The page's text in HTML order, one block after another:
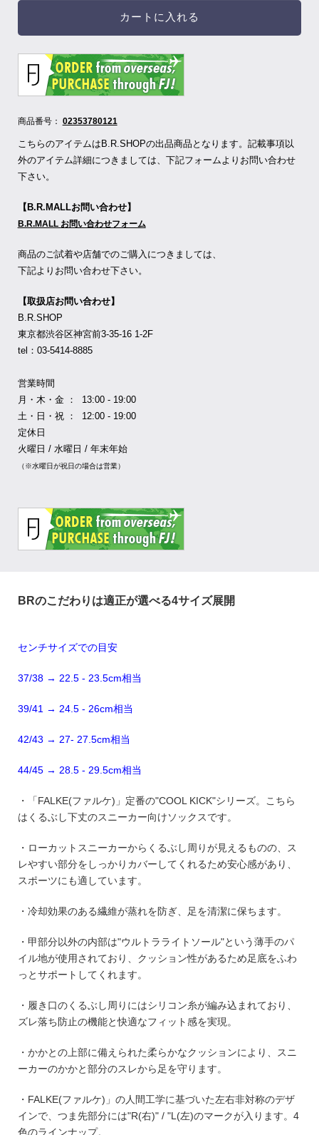
カートに入れる
商品番号： 02353780121
こちらのアイテムはB.R.SHOPの出品商品となります。記載事項以
外のアイテム詳細につきましては、下記フォームよりお問い合わせ
下さい。
【B.R.MALLお問い合わせ】
B.R.MALL お問い合わせフォーム
商品のご試着や店舗でのご購入につきましては、
下記よりお問い合わせ下さい。
【取扱店お問い合わせ】
B.R.SHOP
東京都渋谷区神宮前3-35-16 1-2F
tel：03-5414-8885
営業時間
月・木・金 ： 13:00 - 19:00
土・日・祝 ： 12:00 - 19:00
定休日
火曜日 / 水曜日 / 年末年始
（※水曜日が祝日の場合は営業）
BRのこだわりは適正が選べる4サイズ展開
センチサイズでの目安
37/38 → 22.5 - 23.5cm相当
39/41 → 24.5 - 26cm相当
42/43 → 27- 27.5cm相当
44/45 → 28.5 - 29.5cm相当
・「FALKE(ファルケ)」定番の"COOL KICK"シリーズ。こちら
はくるぶし下丈のスニーカー向けソックスです。
・ローカットスニーカーからくるぶし周りが見えるものの、ス
レやすい部分をしっかりカバーしてくれるため安心感があり、
スポーツにも適しています。
・冷却効果のある繊維が蒸れを防ぎ、足を清潔に保ちます。
・甲部分以外の内部は"ウルトラライトソール"という薄手のパ
イル地が使用されており、クッション性があるため足底をふわ
っとサポートしてくれます。
・履き口のくるぶし周りにはシリコン糸が編み込まれており、
ズレ落ち防止の機能と快適なフィット感を実現。
・かかとの上部に備えられた柔らかなクッションにより、スニ
ーカーのかかと部分のスレから足を守ります。
・FALKE(ファルケ)」の人間工学に基づいた左右非対称のデザ
インで、つま先部分には"R(右)" / "L(左)のマークが入ります。4
色のラインナップ。